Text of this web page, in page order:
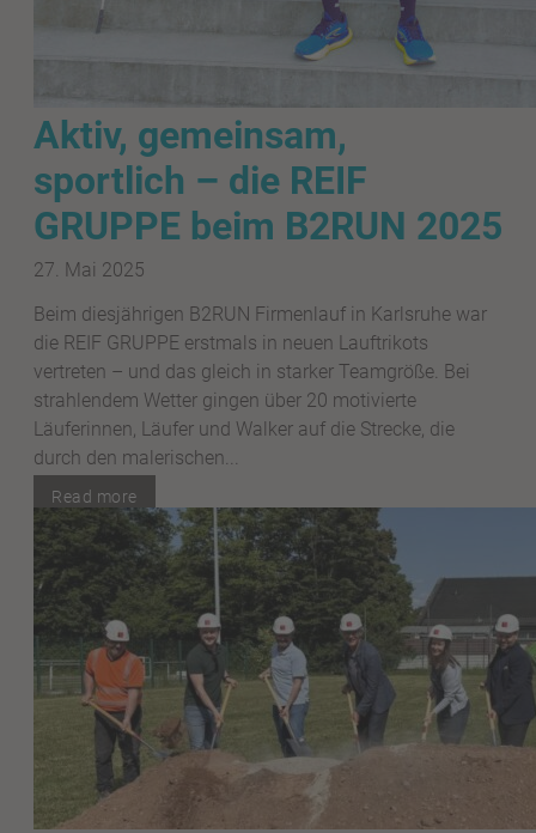
Aktiv, gemeinsam,
sportlich – die REIF
GRUPPE beim B2RUN 2025
27. Mai 2025
Beim diesjährigen B2RUN Firmenlauf in Karlsruhe war
die REIF GRUPPE erstmals in neuen Lauftrikots
vertreten – und das gleich in starker Teamgröße. Bei
strahlendem Wetter gingen über 20 motivierte
Läuferinnen, Läufer und Walker auf die Strecke, die
durch den malerischen...
Read more